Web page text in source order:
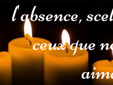
l'absence,
ceux que